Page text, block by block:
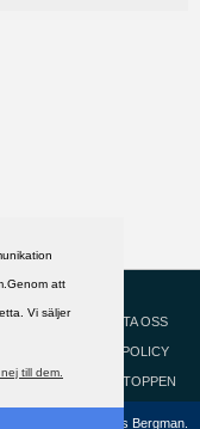
att
Vi säljer
till dem.
HJÄLP
KONTAKTA OSS
COOKIEPOLICY
GÅ TILL TOPPEN
2002 av Anders Bergman.